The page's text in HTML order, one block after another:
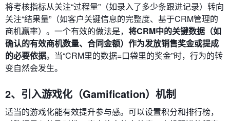
将考核指标从关注“过程量”（如录入了多少条跟进记录）转向
关注“结果量”（如客户关键信息的完整度、基于CRM管理的
商机赢率）。一个有效的做法是， 将CRM中的关键数据（如
确认的有效商机数量、合同金额）作为发放销售奖金或提成
的必要依据。当“CRM里的数据=口袋里的奖金”时，行为的转
变自然会发生。
2、引入游戏化（Gamification）机制
适当的游戏化能有效提升参与感。可以设置积分和排行榜，